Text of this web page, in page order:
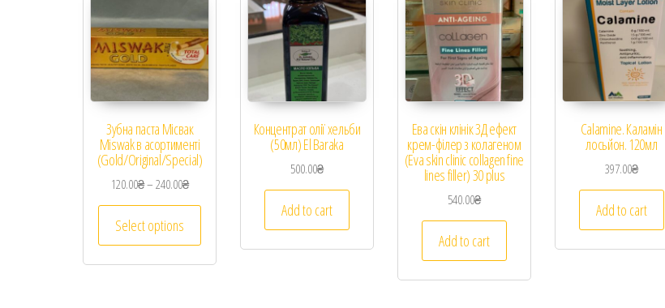
Зубна паста Місвак
Miswak в асортименті
(Gold/Original/Special)
120.00₴–240.00₴
Select options
Концентрат олії хельби
(50мл) El Baraka
500.00₴
Add to cart
Ева скін клінік 3Д ефект
крем-філер з колагеном
(Eva skin clinic collagen fine
lines filler) 30 plus
540.00₴
Add to cart
Calamine. Каламін
лосьйон. 120мл
397.00₴
Add to cart